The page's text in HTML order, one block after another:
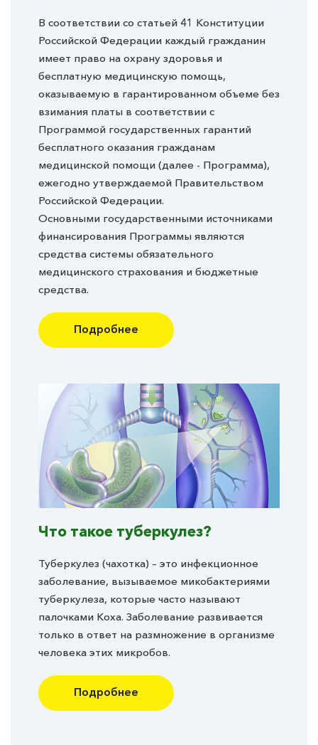
В соответствии со статьей 41 Конституции
Российской Федерации каждый гражданин
имеет право на охрану здоровья и
бесплатную медицинскую помощь,
оказываемую в гарантированном объеме без
взимания платы в соответствии с
Программой государственных гарантий
бесплатного оказания гражданам
медицинской помощи (далее - Программа),
ежегодно утверждаемой Правительством
Российской Федерации.
Основными государственными источниками
финансирования Программы являются
средства системы обязательного
медицинского страхования и бюджетные
средства.
Подробнее
Что такое туберкулез?
Туберкулез (чахотка) – это инфекционное
заболевание, вызываемое микобактериями
туберкулеза, которые часто называют
палочками Коха. Заболевание развивается
только в ответ на размножение в организме
человека этих микробов.
Подробнее